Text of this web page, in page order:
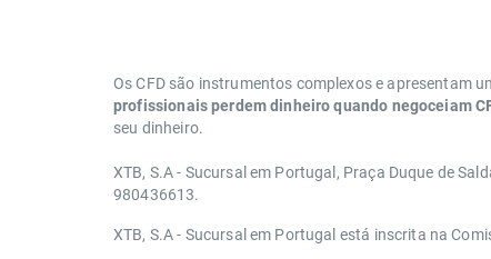
Os CFD são instrumentos complexos e apresentam
profissionais perdem dinheiro quando negoceiam
seu dinheiro.
XTB, S.A - Sucursal em Portugal, Praça Duque de
980436613.
XTB, S.A - Sucursal em Portugal está inscrita na